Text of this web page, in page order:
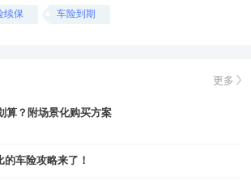
续保 车险到期
更多
算？附场景化购买方案
车险攻略来了！